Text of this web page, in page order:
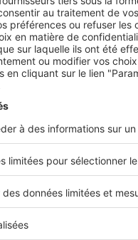
loyers impayés au
en réalitéobtenir
loyers
vous pouvez mettre
comporte en effet
seulement. Le
et en cas de
et complexes.
cas, ce qui
donc une double
choisir uneassurance
garanties essentielles.